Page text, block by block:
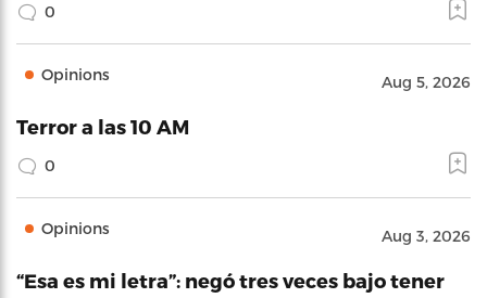
0
Opinions Aug 5, 2026
Terror a las 10 AM
0
Opinions Aug 3, 2026
“Esa es mi letra”: negó tres veces bajo tener